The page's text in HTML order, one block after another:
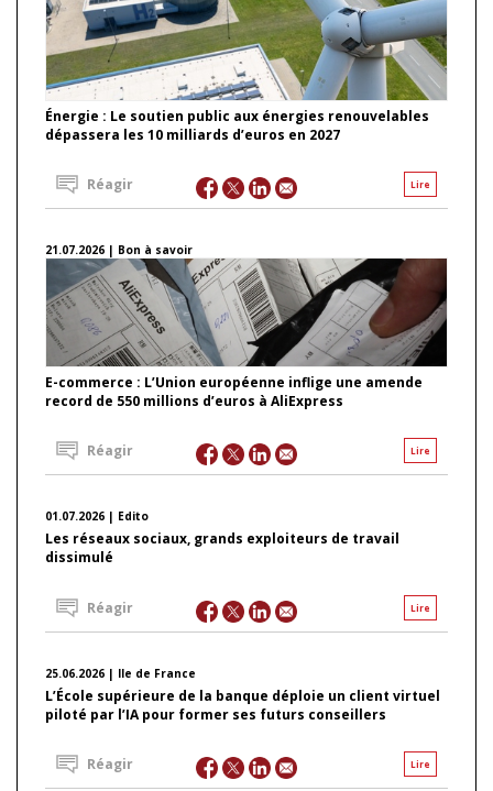
Énergie : Le soutien public aux énergies renouvelables
dépassera les 10 milliards d’euros en 2027
Lire
Réagir
21.07.2026 | Bon à savoir
E-commerce : L’Union européenne inflige une amende
record de 550 millions d’euros à AliExpress
Lire
Réagir
01.07.2026 | Edito
Les réseaux sociaux, grands exploiteurs de travail
dissimulé
Lire
Réagir
25.06.2026 | Ile de France
L’École supérieure de la banque déploie un client virtuel
piloté par l’IA pour former ses futurs conseillers
Lire
Réagir